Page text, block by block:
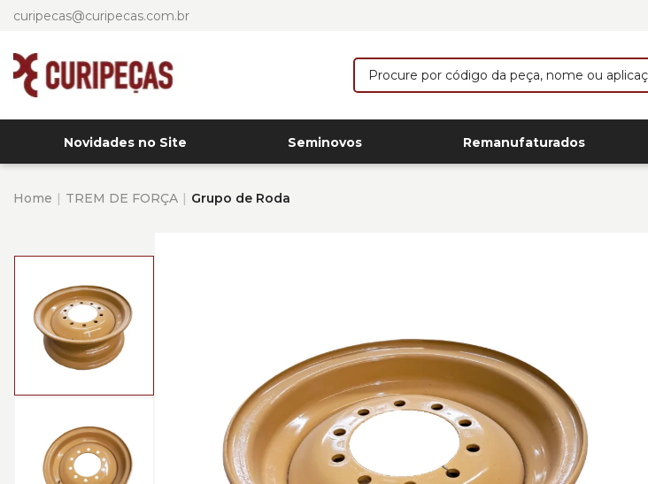
curipecas@curipecas.com.br
Novidades no Site Seminovos Remanufaturados
Home TREM DE FORÇA Grupo de Roda